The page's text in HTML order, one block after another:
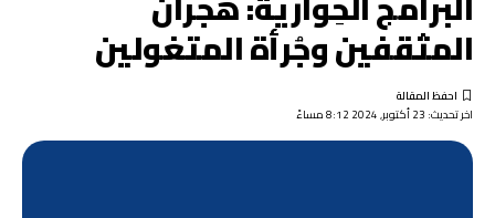
المثقفين وجُرأة المتغولين
اخر تحديث: 23 أكتوبر, 2024 8:12 مساءً